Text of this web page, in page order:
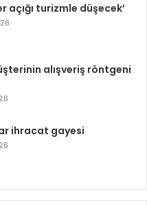
açığı turizmle düşecek’
alışveriş röntgeni
ihracat gayesi